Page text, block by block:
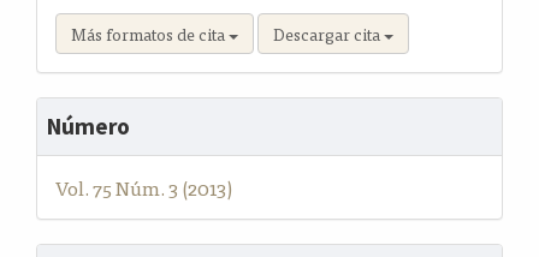
Más formatos de cita Descargar cita
Número
Vol. 75 Núm. 3 (2013)